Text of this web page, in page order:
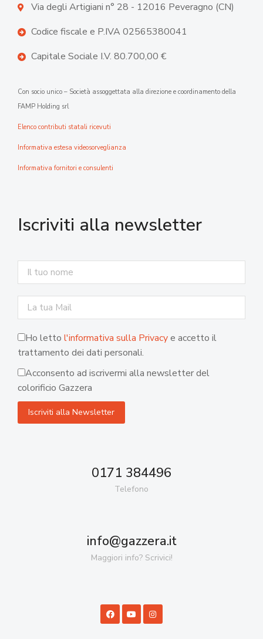
Via degli Artigiani n° 28 - 12016 Peveragno (CN)
Codice fiscale e P.IVA 02565380041
Capitale Sociale I.V. 80.700,00 €
Con socio unico – Società assoggettata alla direzione e coordinamento della
FAMP Holding srl
Elenco contributi statali ricevuti
Informativa estesa videosorveglianza
Informativa fornitori e consulenti
Iscriviti alla newsletter
Ho letto l'informativa sulla Privacye accetto il
trattamento dei dati personali.
Acconsento ad iscrivermi alla newsletter del
colorificio Gazzera
0171 384496
Telefono
info@gazzera.it
Maggiori info? Scrivici!